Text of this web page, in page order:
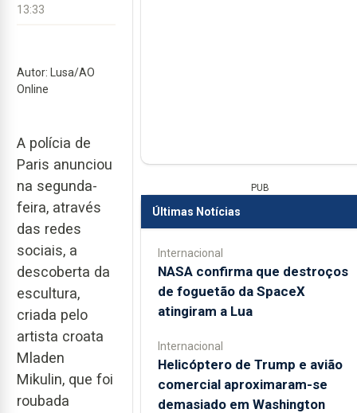
13:33
Autor: Lusa/AO
Online
A polícia de
Paris anunciou
na segunda-
feira, através
das redes
sociais, a
descoberta da
escultura,
criada pelo
artista croata
Mladen
Mikulin, que foi
roubada
PUB
Últimas Notícias
Internacional
NASA confirma que destroços
de foguetão da SpaceX
atingiram a Lua
Internacional
Helicóptero de Trump e avião
comercial aproximaram-se
demasiado em Washington